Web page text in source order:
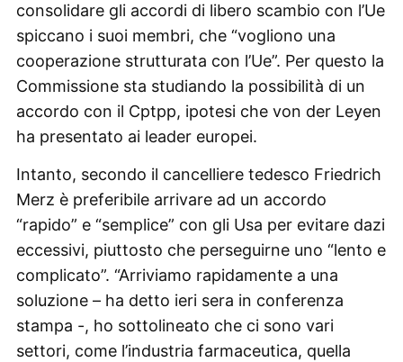
consolidare gli accordi di libero scambio con l’Ue
spiccano i suoi membri, che “vogliono una
cooperazione strutturata con l’Ue”. Per questo la
Commissione sta studiando la possibilità di un
accordo con il Cptpp, ipotesi che von der Leyen
ha presentato ai leader europei.
Intanto, secondo il cancelliere tedesco Friedrich
Merz è preferibile arrivare ad un accordo
“rapido” e “semplice” con gli Usa per evitare dazi
eccessivi, piuttosto che perseguirne uno “lento e
complicato”. “Arriviamo rapidamente a una
soluzione – ha detto ieri sera in conferenza
stampa -, ho sottolineato che ci sono vari
settori, come l’industria farmaceutica, quella